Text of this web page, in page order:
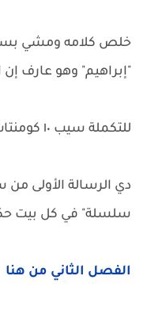
خلص كلامه ومشي
"إبراهيم" وهو عارف
للتكملة سيب ١٠ كومنتات ولايك
دي الرسالة الأولى
سلسلة" في كل بيت
الفصل الثاني من هنا